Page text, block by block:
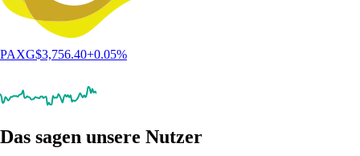
PAXG$3,756.40+0.05%
Das sagen unsere Nutzer